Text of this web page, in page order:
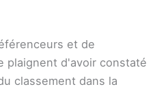
et de
plaignent d'avoir constaté
classement dans la